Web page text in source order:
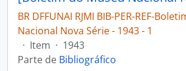
BR DFFUNAI RJMI BIB-PER-REF-
Nacional Nova Série - 1943 - 1
· Item · 1943
Parte de Bibliográfico